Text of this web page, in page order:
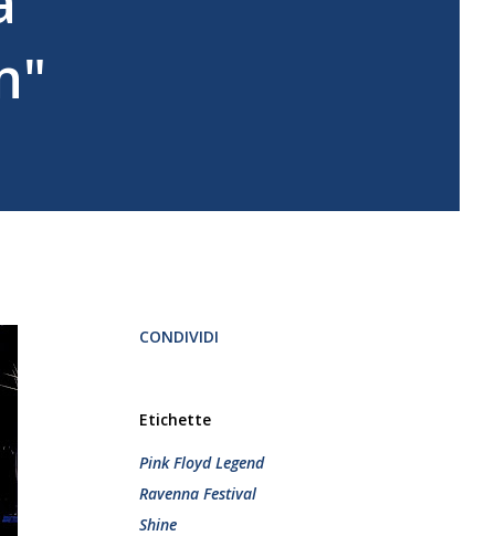
CONDIVIDI
Etichette
Pink Floyd Legend
Ravenna Festival
Shine